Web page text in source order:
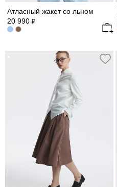
Атласный жакет со льном
20 990 ₽